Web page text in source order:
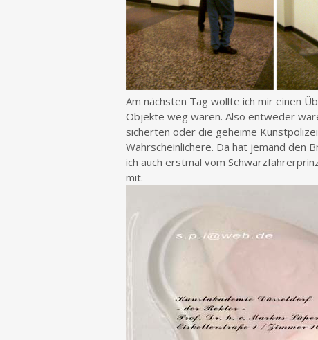
Am nächsten Tag wollte ich mir einen
Objekte weg waren. Also entweder
sicherten oder die geheime
Wahrscheinlichere. Da hat jemand den
ich auch erstmal vom
mit.